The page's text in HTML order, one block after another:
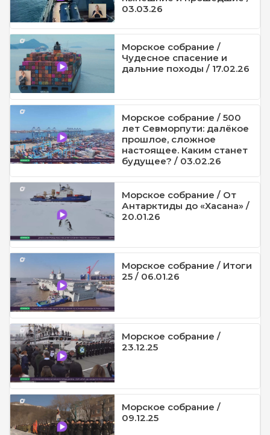
03.03.26
Морское собрание /
Чудесное спасение и
дальние походы / 17.02.26
Морское собрание / 500
лет Севморпути: далёкое
прошлое, сложное
настоящее. Каким станет
будущее? / 03.02.26
Морское собрание / От
Антарктиды до «Хасана» /
20.01.26
Морское собрание / Итоги
25 / 06.01.26
Морское собрание /
23.12.25
Морское собрание /
09.12.25